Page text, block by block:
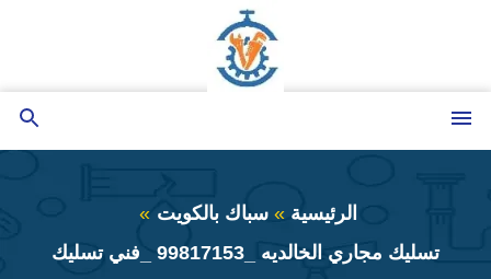
المحتوى
الرئيسية
سباك بالكويت
تسليك مجاري الخالديه _99817153 _فني تسليك